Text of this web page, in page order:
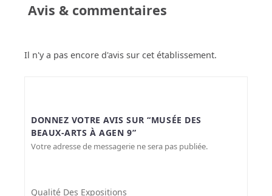
Avis & commentaires
Il n'y a pas encore d'avis sur cet établissement.
DONNEZ VOTRE AVIS SUR “MUSÉE DES
BEAUX-ARTS À AGEN 9”
Votre adresse de messagerie ne sera pas publiée.
Qualité Des Expositions